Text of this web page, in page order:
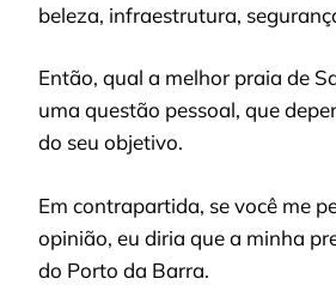
beleza, infraestrutura,
Então, qual a melhor praia de
uma questão pessoal, que
do seu objetivo.
Em contrapartida, se você me
opinião, eu diria que a minha
do Porto da Barra.